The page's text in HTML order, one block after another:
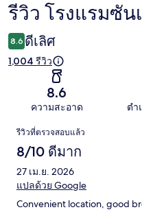
รีวิว
รีวิว โรงแรมซัน
8.6 ดีเลิศ
1,004 รีวิว
8.6
ความสะอาด ตำ
รีวิว
รีวิวที่ตรวจสอบแล้ว
8/10 ดีมาก
27 เม.ย. 2026
แปลด้วย Google
Convenient location, good